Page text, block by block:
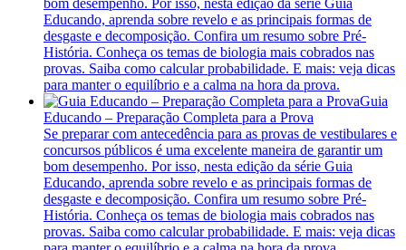
Educando, aprenda sobre revelo e as principais formas de
desgaste e decomposição. Confira um resumo sobre Pré-
História. Conheça os temas de biologia mais cobrados nas
provas. Saiba como calcular probabilidade. E mais: veja dicas
para manter o equilíbrio e a calma na hora da prova.
Guia
Educando – Preparação Completa para a Prova
Se preparar com antecedência para as provas de vestibulares e
concursos públicos é uma excelente maneira de garantir um
bom desempenho. Por isso, nesta edição da série Guia
Educando, aprenda sobre revelo e as principais formas de
desgaste e decomposição. Confira um resumo sobre Pré-
História. Conheça os temas de biologia mais cobrados nas
provas. Saiba como calcular probabilidade. E mais: veja dicas